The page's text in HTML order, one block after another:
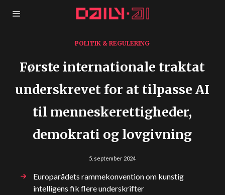
POLITIK & REGULERING
Første internationale traktat
underskrevet for at tilpasse AI
til menneskerettigheder,
demokrati og lovgivning
5. september 2024
Europarådets rammekonvention om kunstig
intelligens fik flere underskrifter